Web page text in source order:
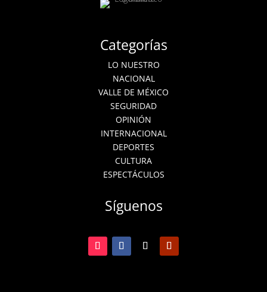
Categorías
LO NUESTRO
NACIONAL
VALLE DE MÉXICO
SEGURIDAD
OPINIÓN
INTERNACIONAL
DEPORTES
CULTURA
ESPECTÁCULOS
Síguenos